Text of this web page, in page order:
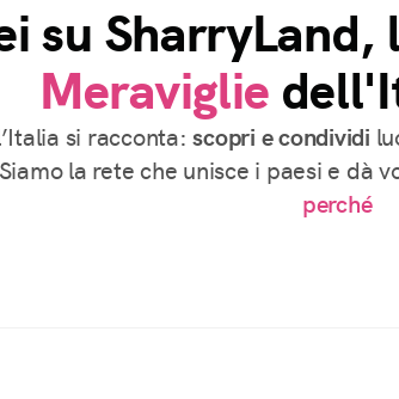
su SharryLand,
Meraviglie
si racconta:scopri e condividi
la rete che unisce i paesi e dà
perché